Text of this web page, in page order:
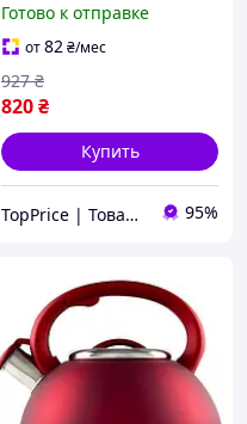
Готово к отправке
от82₴/мес
820₴
927 ₴
Купить
TopPrice | Товары по ТОП-цене 95%